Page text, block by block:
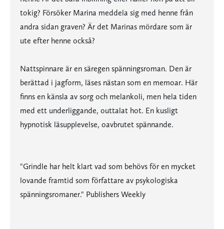
tokig? Försöker Marina meddela sig med henne från
andra sidan graven? Är det Marinas mördare som är
ute efter henne också?
Nattspinnare är en säregen spänningsroman. Den är
berättad i jagform, läses nästan som en memoar. Här
finns en känsla av sorg och melankoli, men hela tiden
med ett underliggande, outtalat hot. En kusligt
hypnotisk läsupplevelse, oavbrutet spännande.
"Grindle har helt klart vad som behövs för en mycket
lovande framtid som författare av psykologiska
spänningsromaner." Publishers Weekly